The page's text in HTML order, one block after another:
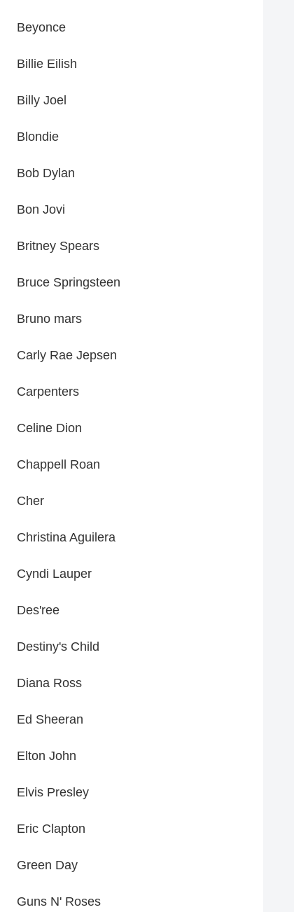
Beyonce
Billie Eilish
Billy Joel
Blondie
Bob Dylan
Bon Jovi
Britney Spears
Bruce Springsteen
Bruno mars
Carly Rae Jepsen
Carpenters
Celine Dion
Chappell Roan
Cher
Christina Aguilera
Cyndi Lauper
Des'ree
Destiny's Child
Diana Ross
Ed Sheeran
Elton John
Elvis Presley
Eric Clapton
Green Day
Guns N' Roses